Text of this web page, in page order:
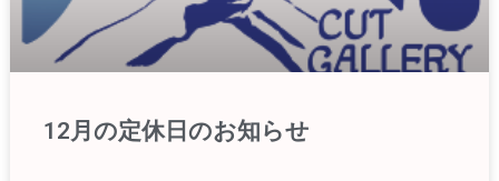
12月の定休日のお知らせ